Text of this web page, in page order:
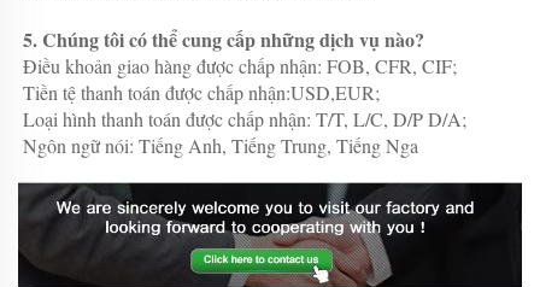
5. Chúng tôi có thể cung cấp những dịch vụ nào?
Điều khoản giao hàng được chấp nhận: FOB, CFR, CIF;
Tiền tệ thanh toán được chấp nhận:USD,EUR;
Loại hình thanh toán được chấp nhận: T/T, L/C, D/P D/A;
Ngôn ngữ nói: Tiếng Anh, Tiếng Trung, Tiếng Nga